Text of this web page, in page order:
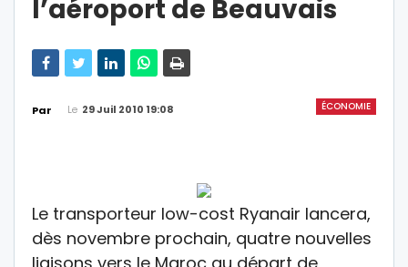
l’aéroport de Beauvais
ÉCONOMIE
Par Le 29 Juil 2010 19:08
Le transporteur low-cost Ryanair lancera,
dès novembre prochain, quatre nouvelles